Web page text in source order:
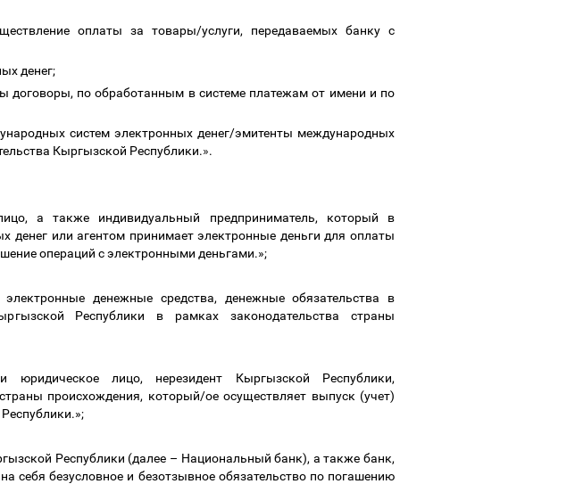
оплаты за товары/услуги, передаваемых банку с
денег;
договоры, по обработанным в системе платежам от имени и по
систем электронных денег/эмитенты международных
Кыргызской Республики.».
а также индивидуальный предприниматель, который в
денег или агентом принимает электронные деньги для оплаты
операций с электронными деньгами.»;
электронные денежные средства, денежные обязательства в
Республики в рамках законодательства страны
юридическое лицо, нерезидент Кыргызской Республики,
происхождения, который/ое осуществляет выпуск (учет)
Республики (далее – Национальный банк), а также банк,
безусловное и безотзывное обязательство по погашению